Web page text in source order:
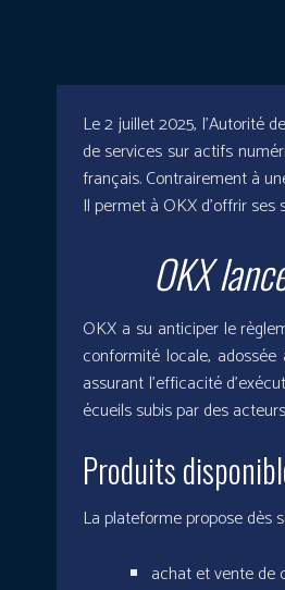
Le 2 juillet 2025, l’Autorité
de services sur actifs
français. Contrairement à
Il permet à OKX d’offrir
OKX
OKX a su anticiper le
conformité locale,
assurant l’efficacité
écueils subis par des
Produits
La plateforme propose dès
achat et vente de